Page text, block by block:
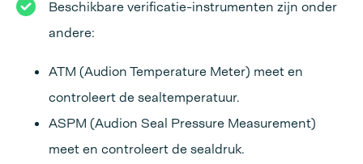
Beschikbare verificatie-instrumenten zijn onder
andere:
ATM (Audion Temperature Meter) meet en
controleert de sealtemperatuur.
ASPM (Audion Seal Pressure Measurement)
meet en controleert de sealdruk.